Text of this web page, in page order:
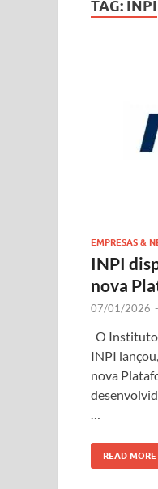
TAG: INPI
EMPRESAS &
INPI
nova
07/01/2026 -
O Instituto
INPI
nova
…
READ MORE